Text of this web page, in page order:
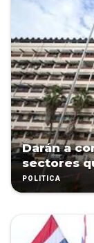
Darán a
sectores
POLÍTICA